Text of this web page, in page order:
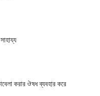
করার ঔষধ ব্যবহার করে